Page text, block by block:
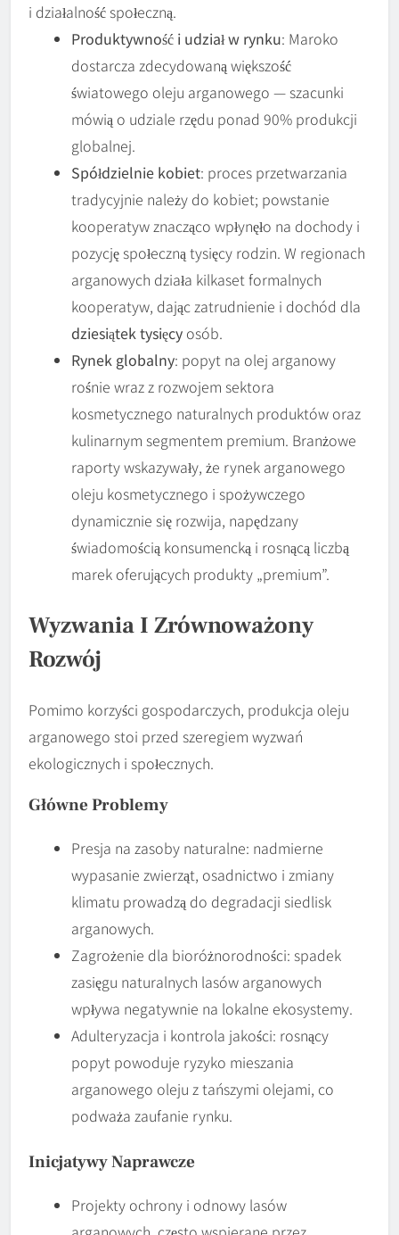
i działalność społeczną.
Produktywność i udział w rynku: Maroko
dostarcza zdecydowaną większość
światowego oleju arganowego — szacunki
mówią o udziale rzędu ponad 90% produkcji
globalnej.
Spółdzielnie kobiet: proces przetwarzania
tradycyjnie należy do kobiet; powstanie
kooperatyw znacząco wpłynęło na dochody i
pozycję społeczną tysięcy rodzin. W regionach
arganowych działa kilkaset formalnych
kooperatyw, dając zatrudnienie i dochód dla
dziesiątek tysięcy osób.
Rynek globalny: popyt na olej arganowy
rośnie wraz z rozwojem sektora
kosmetycznego naturalnych produktów oraz
kulinarnym segmentem premium. Branżowe
raporty wskazywały, że rynek arganowego
oleju kosmetycznego i spożywczego
dynamicznie się rozwija, napędzany
świadomością konsumencką i rosnącą liczbą
marek oferujących produkty „premium”.
Wyzwania I Zrównoważony
Rozwój
Pomimo korzyści gospodarczych, produkcja oleju
arganowego stoi przed szeregiem wyzwań
ekologicznych i społecznych.
Główne Problemy
Presja na zasoby naturalne: nadmierne
wypasanie zwierząt, osadnictwo i zmiany
klimatu prowadzą do degradacji siedlisk
arganowych.
Zagrożenie dla bioróżnorodności: spadek
zasięgu naturalnych lasów arganowych
wpływa negatywnie na lokalne ekosystemy.
Adulteryzacja i kontrola jakości: rosnący
popyt powoduje ryzyko mieszania
arganowego oleju z tańszymi olejami, co
podważa zaufanie rynku.
Inicjatywy Naprawcze
Projekty ochrony i odnowy lasów